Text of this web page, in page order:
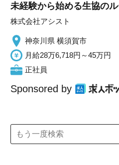
未経験から始める生協の
株式会社アシスト
神奈川県 横須賀市
月給28万6,718円～45万円
正社員
Sponsored by